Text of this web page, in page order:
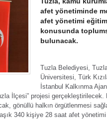
afet yönetiminde
afet yönetimi
konusunda
bulunacak.
Tuzla Belediyesi,
Üniversitesi, Türk
İstanbul Kalkınma
İlçesi” projesi gerçekleştirilecek.
gönüllü halkın örgütlenmesi
340 kişiye 28 saat afet
Kartal